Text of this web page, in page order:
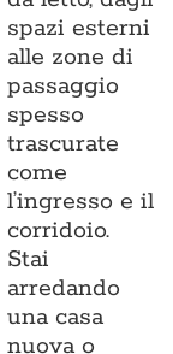
spazi esterni
alle zone di
passaggio
spesso
trascurate
come
l’ingresso e il
corridoio.
Stai
arredando
una casa
nuova o